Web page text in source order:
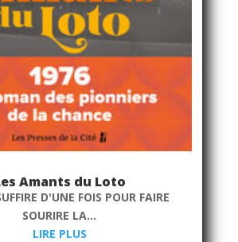
Amants du Loto
D'UNE FOIS POUR FAIRE
SOURIRE LA...
LIRE PLUS